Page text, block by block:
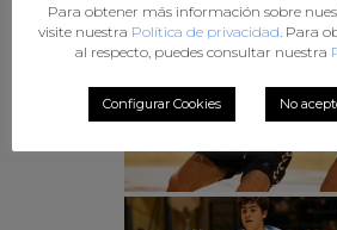
Para obtener más información sobre
visite nuestra Política de privacidad . Para
al respecto, puedes consultar nuestra
Configurar Cookies No